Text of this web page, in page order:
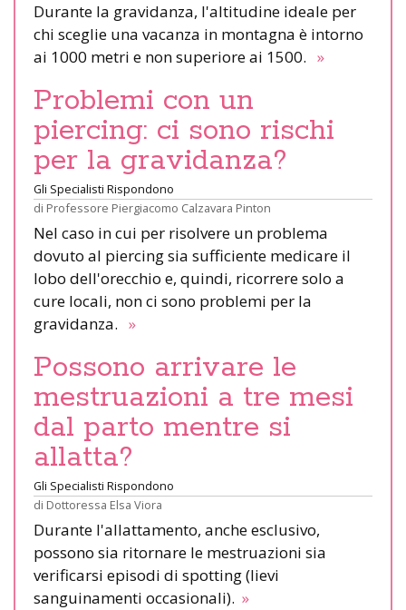
Durante la gravidanza, l'altitudine ideale per
chi sceglie una vacanza in montagna è intorno
ai 1000 metri e non superiore ai 1500. »
Problemi con un
piercing: ci sono rischi
per la gravidanza?
Gli Specialisti Rispondono
di Professore Piergiacomo Calzavara Pinton
Nel caso in cui per risolvere un problema
dovuto al piercing sia sufficiente medicare il
lobo dell'orecchio e, quindi, ricorrere solo a
cure locali, non ci sono problemi per la
gravidanza. »
Possono arrivare le
mestruazioni a tre mesi
dal parto mentre si
allatta?
Gli Specialisti Rispondono
di Dottoressa Elsa Viora
Durante l'allattamento, anche esclusivo,
possono sia ritornare le mestruazioni sia
verificarsi episodi di spotting (lievi
sanguinamenti occasionali). »